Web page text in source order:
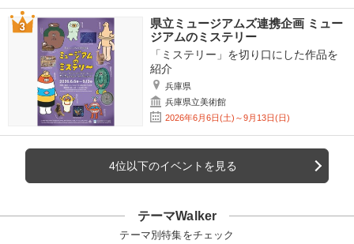
県立ミュージアムズ連携企画 ミュー
ジアムのミステリー
「ミステリー」を切り口にした作品を
紹介
兵庫県
兵庫県立美術館
2026年6月6日(土)～9月13日(日)
4位以下のイベントを見る
テーマWalker
テーマ別特集をチェック